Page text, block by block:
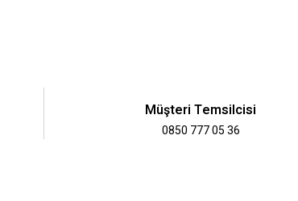
Müşteri Temsilcisi
0850 777 05 36